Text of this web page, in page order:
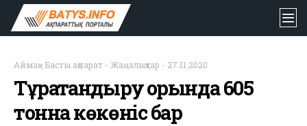
Аймақ- Басты ақпарат - Жаңалықтар - 27.11.2020
Тұрақтандыру қорында 605
тонна көкөніс бар